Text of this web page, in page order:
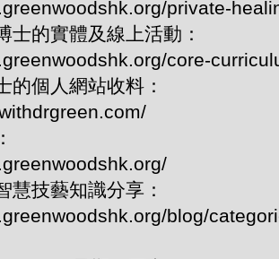
private-
士的實體及線上活動：
core-
的個人網站收料：
慧技藝知識分享：
blog/